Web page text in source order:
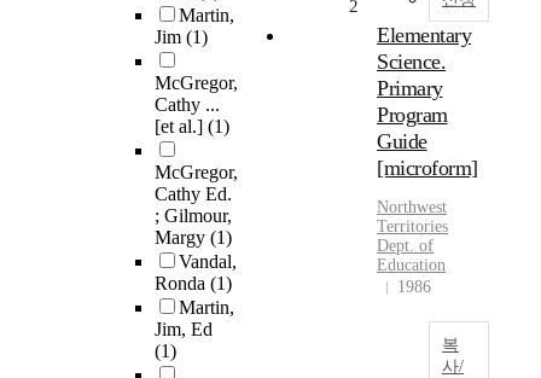
Martin,
Jim (1)
McGregor,
Cathy ...
[et al.] (1)
McGregor,
Cathy Ed.
; Gilmour,
Margy (1)
Vandal,
Ronda (1)
Martin,
Jim, Ed
(1)
2
Elementary
Science.
Primary
Program
Guide
[microform]
Northwest
Territories
Dept. of
Education
1986
복
사/